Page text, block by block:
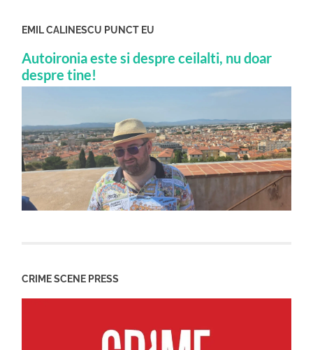
EMIL CALINESCU PUNCT EU
Autoironia este si despre ceilalti, nu doar
despre tine!
CRIME SCENE PRESS